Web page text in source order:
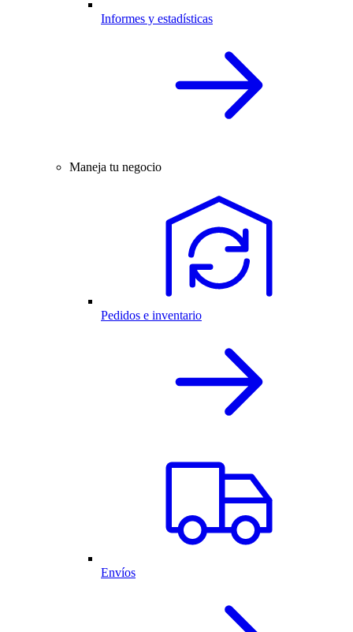
Informes y estadísticas
Maneja tu negocio
Pedidos e inventario
Envíos